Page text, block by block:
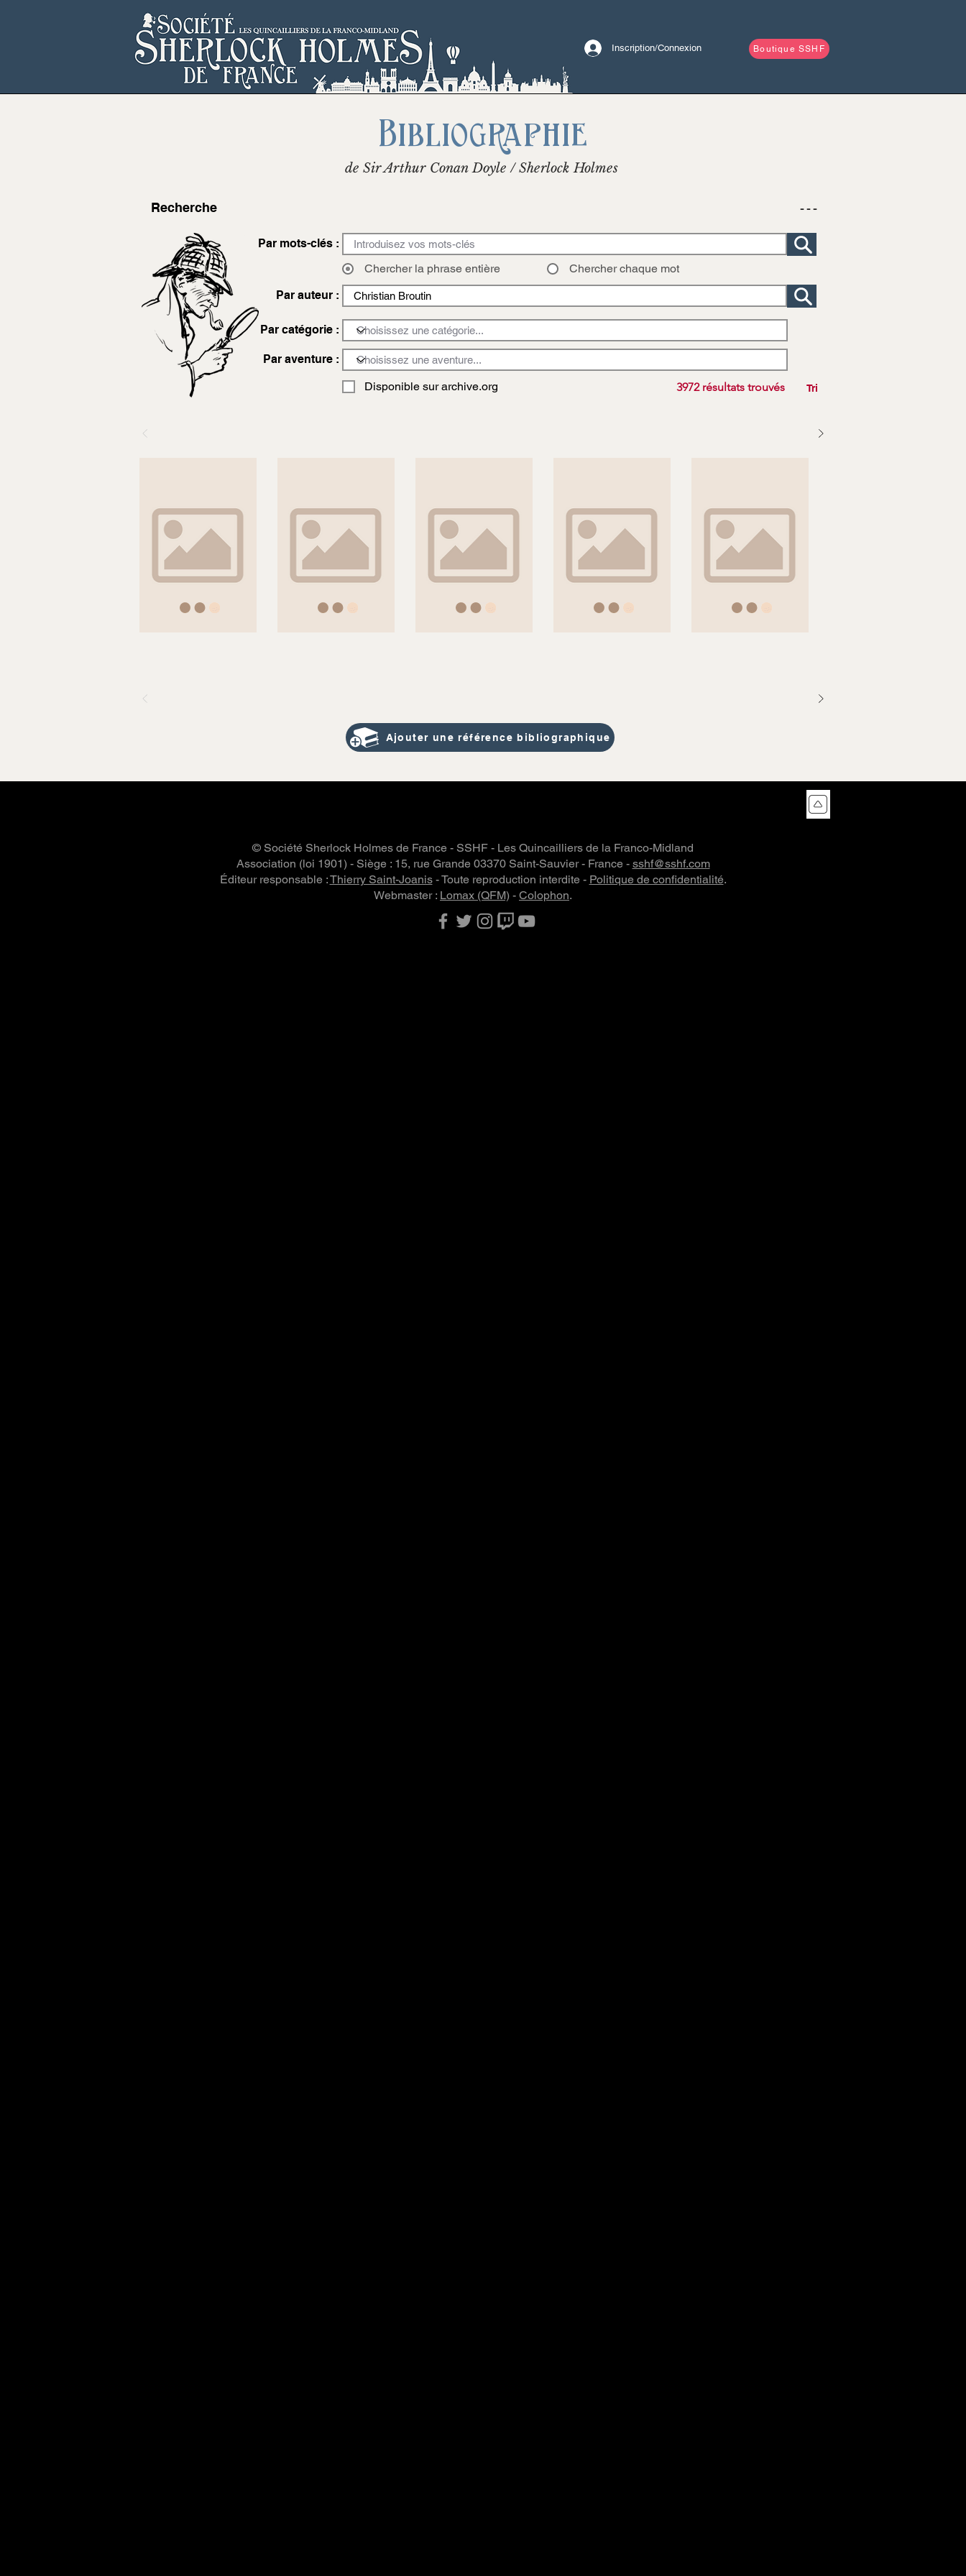
Boutique SSHF
Inscription/Connexion
Bibliographie
de Sir Arthur Conan Doyle / Sherlock Holmes
Recherche - - -
Par mots-clés :
Par auteur :
Par catégorie :
Par aventure :
Chercher la phrase entière Chercher chaque mot
Disponible sur archive.org 3972 résultats trouvés Tri
Ajouter une référence bibliographique
© Société Sherlock Holmes de France - SSHF - Les Quincailliers de la Franco-Midland
Association (loi 1901) - Siège : 15, rue Grande 03370 Saint-Sauvier - France - sshf@sshf.com
Éditeur responsable :Thierry Saint-Joanis- Toute reproduction interdite - Politique de confidentialité.
Webmaster : Lomax (QFM) - Colophon.